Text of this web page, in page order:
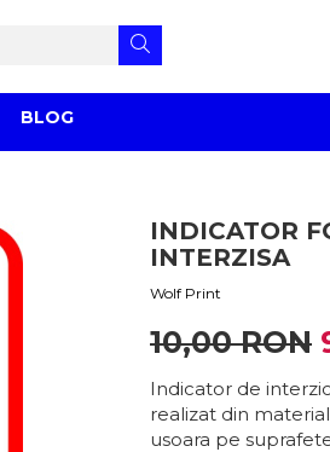
BLOG
INDICATOR
INTERZISA
Wolf Print
10,00 RON
Indicator de
realizat din
usoara pe